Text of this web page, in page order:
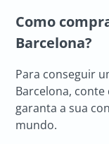
Como
Barcelona?
Para conseguir
Barcelona,
garanta a sua
mundo.